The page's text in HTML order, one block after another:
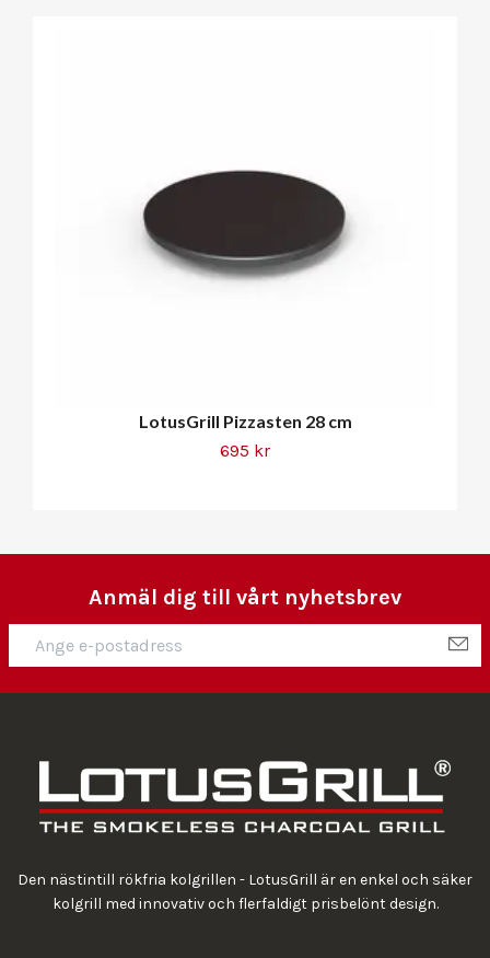
LotusGrill Pizzasten 28 cm
695 kr
Anmäl dig till vårt nyhetsbrev
Den nästintill rökfria kolgrillen - LotusGrill är en enkel och säker
kolgrill med innovativ och flerfaldigt prisbelönt design.